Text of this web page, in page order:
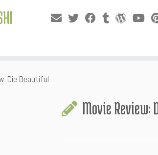
Die Beautiful
Movie Review: